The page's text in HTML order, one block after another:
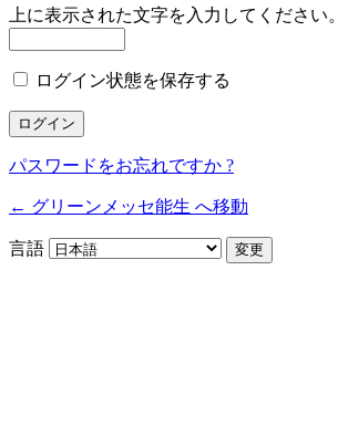
上に表示された文字を入力してください。
ログイン状態を保存する
パスワードをお忘れですか ?
← グリーンメッセ能生 へ移動
言語